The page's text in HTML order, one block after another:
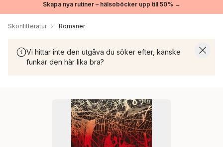
Skapa nya rutiner – hälsoböcker upp till 50% →
Skönlitteratur Romaner
Vi hittar inte den utgåva du söker efter, kanske
funkar den här lika bra?